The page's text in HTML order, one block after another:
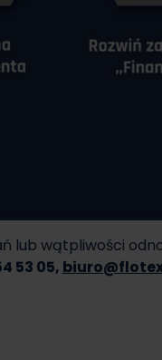
lub wątpliwości
53 05,